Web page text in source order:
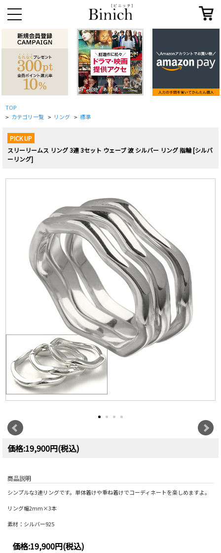
TOP
> カテゴリ一覧 > リング > 標準
PICK UP
スリーリームス リング 3連 3セット ウェーブ 波 シルバー リング 指輪 [シルバ
ーリング]
価格:19,900円(税込)
商品説明
シンプルな3連リングです。単体着けや重ね着けでコーディネートを楽しめますよ。
リング幅2mm×3本
素材：シルバー925
価格:19,900円(税込)